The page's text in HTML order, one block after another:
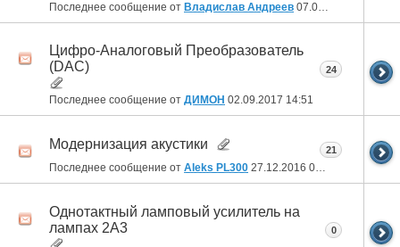
Последнее сообщение от Владислав Андреев 07.09.2017
Цифро-Аналоговый Преобразователь
(DAC)
Последнее сообщение от ДИМОН 02.09.2017 14:51
24
Модернизация акустики
Последнее сообщение от Aleks PL300 27.12.2016 09:56
21
Однотактный ламповый усилитель на
лампах 2А3
0